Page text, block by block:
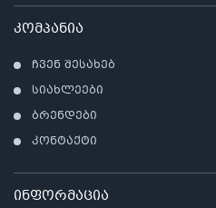
კომპანია
ჩვენ შესახებ
სიახლეები
ბრენდები
კონტაქტი
ინფორმაცია